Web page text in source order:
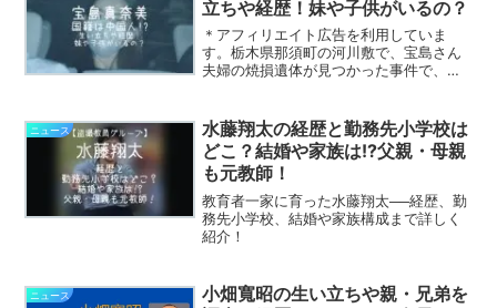
立ちや経歴！妹や子供がいるの？
＊アフィリエイト広告を利用していま
す。栃木県那須町の河川敷で、宝島さん
夫婦の焼損遺体が見つかった事件で、殺
後、捜査にも協力的で、まるで何事もな
かったかのように笑顔で接客し...
ニュース
水藤翔太の経歴と勤務先小学校は
どこ？結婚や家族は!?父親・母親
も元教師！
教育者一家に育った水藤翔太──経歴、勤
務先小学校、結婚や家族構成まで詳しく
紹介！
ニュース
小畑寬昭の生い立ちや親・兄弟を